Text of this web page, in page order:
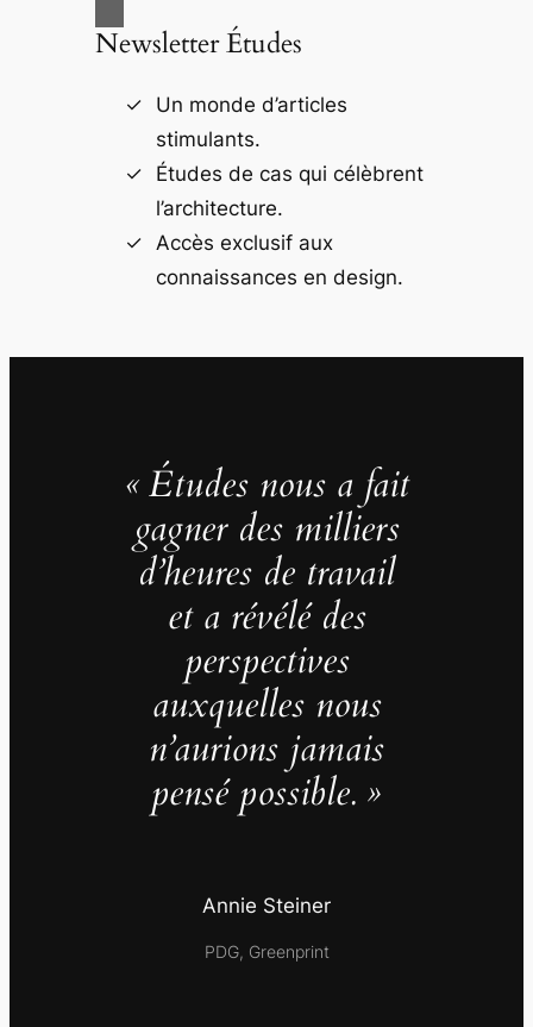
Newsletter Études
Un monde d’articles
stimulants.
Études de cas qui célèbrent
l’architecture.
Accès exclusif aux
connaissances en design.
« Études nous a fait
gagner des milliers
d’heures de travail
et a révélé des
perspectives
auxquelles nous
n’aurions jamais
pensé possible. »
Annie Steiner
PDG, Greenprint